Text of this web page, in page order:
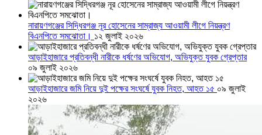
নারায়ণগঞ্জের সিদ্ধিরগঞ্জ নূর হোসেনের সাম্রাজ্য আওয়ামী লীগে নিয়ন্ত্রণ
বিএনপিতে সমঝোতা। ১২ জুলাই ২০২৬
আড়াইহাজারে প্রতিবন্ধী নারীকে ধর্ষণের অভিযোগ, অভিযুক্ত যুবক গ্রেপ্তার
০৯ জুলাই ২০২৬
আড়াইহাজারে জমি নিয়ে দুই পক্ষের সংঘর্ষে যুবক নিহত, আহত ১৫ ০৯ জুলাই
২০২৬